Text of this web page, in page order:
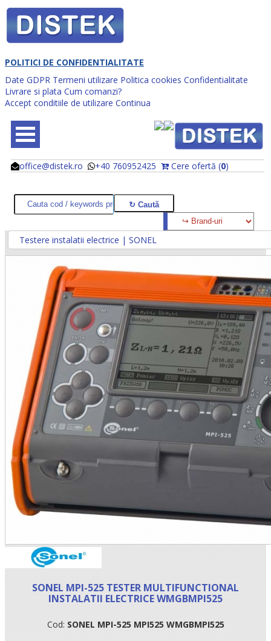
POLITICI DE CONFIDENTIALITATE
Date GDPR Termeni utilizare Politica cookies Confidentialitate
Livrare si plata Cum comanzi?
Accept conditiile de utilizare Continua
office@distek.ro +40 760952425 Cere ofertă (0)
@
@
•
•
•
Testere instalatii electrice | SONEL
SONEL MPI-525 TESTER MULTIFUNCTIONAL
INSTALATII ELECTRICE WMGBMPI525
Cod: SONEL MPI-525 MPI525 WMGBMPI525